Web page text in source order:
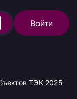
Войти
ТЭК 2025